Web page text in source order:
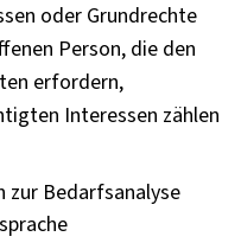
oder Grundrechte
Person, die den
erfordern,
Interessen zählen
zur Bedarfsanalyse